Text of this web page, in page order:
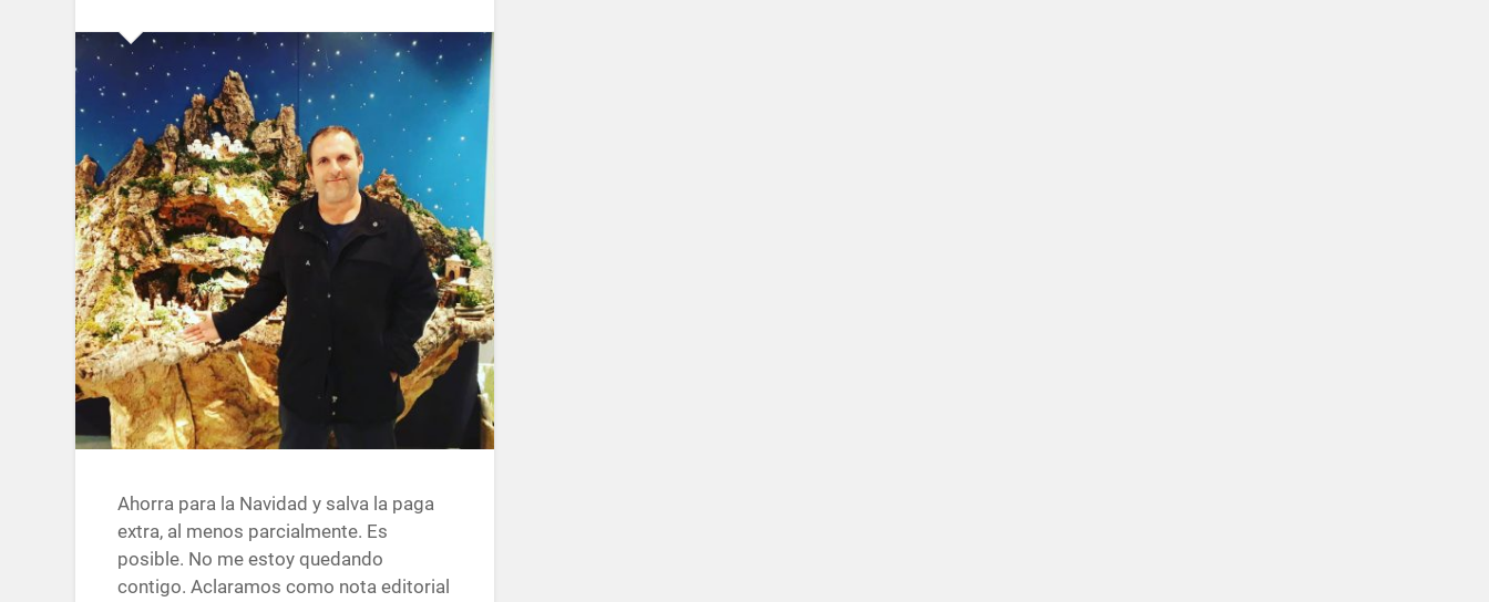
Ahorra para la Navidad y salva la paga
extra, al menos parcialmente. Es
posible. No me estoy quedando
contigo. Aclaramos como nota editorial